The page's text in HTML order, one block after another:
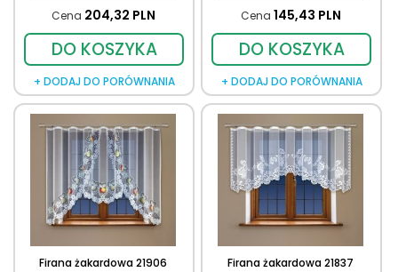
Cena 204,32 PLN
DO KOSZYKA
+ DODAJ DO PORÓWNANIA
Cena 145,43 PLN
DO KOSZYKA
+ DODAJ DO PORÓWNANIA
Firana żakardowa 21906 Firana żakardowa 21837